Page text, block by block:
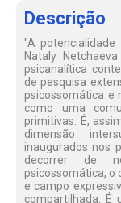
Descrição
"A
Nataly
psicanalítica
de pesquisa
psicossomática e
como uma
primitivas. É,
dimensão
inaugurados nos
decorrer de
psicossomática, o
e campo
compartilhada. É